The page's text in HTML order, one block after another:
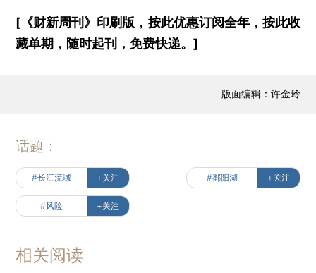
[《财新周刊》印刷版， 按此优惠订阅全年， 按此收
藏单期 ，随时起刊，免费快递。]
版面编辑：许金玲
话题：
#长江流域 +关注 #鄱阳湖 +关注
#风险 +关注
相关阅读